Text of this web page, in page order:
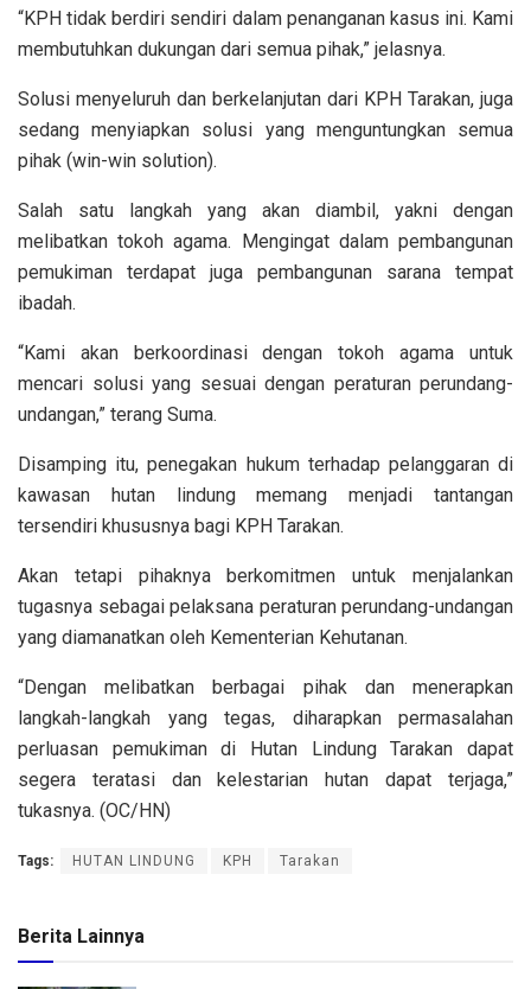
“KPH tidak berdiri sendiri dalam penanganan kasus ini. Kami
membutuhkan dukungan dari semua pihak,” jelasnya.
Solusi menyeluruh dan berkelanjutan dari KPH Tarakan, juga
sedang menyiapkan solusi yang menguntungkan semua
pihak (win-win solution).
Salah satu langkah yang akan diambil, yakni dengan
melibatkan tokoh agama. Mengingat dalam pembangunan
pemukiman terdapat juga pembangunan sarana tempat
ibadah.
“Kami akan berkoordinasi dengan tokoh agama untuk
mencari solusi yang sesuai dengan peraturan perundang-
undangan,” terang Suma.
Disamping itu, penegakan hukum terhadap pelanggaran di
kawasan hutan lindung memang menjadi tantangan
tersendiri khususnya bagi KPH Tarakan.
Akan tetapi pihaknya berkomitmen untuk menjalankan
tugasnya sebagai pelaksana peraturan perundang-undangan
yang diamanatkan oleh Kementerian Kehutanan.
“Dengan melibatkan berbagai pihak dan menerapkan
langkah-langkah yang tegas, diharapkan permasalahan
perluasan pemukiman di Hutan Lindung Tarakan dapat
segera teratasi dan kelestarian hutan dapat terjaga,”
tukasnya. (OC/HN)
Tags: HUTAN LINDUNG KPH Tarakan
Berita Lainnya